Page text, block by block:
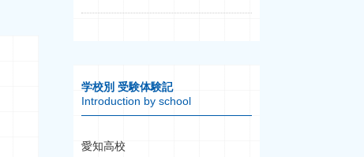
学校別 受験体験記
Introduction by school
愛知高校